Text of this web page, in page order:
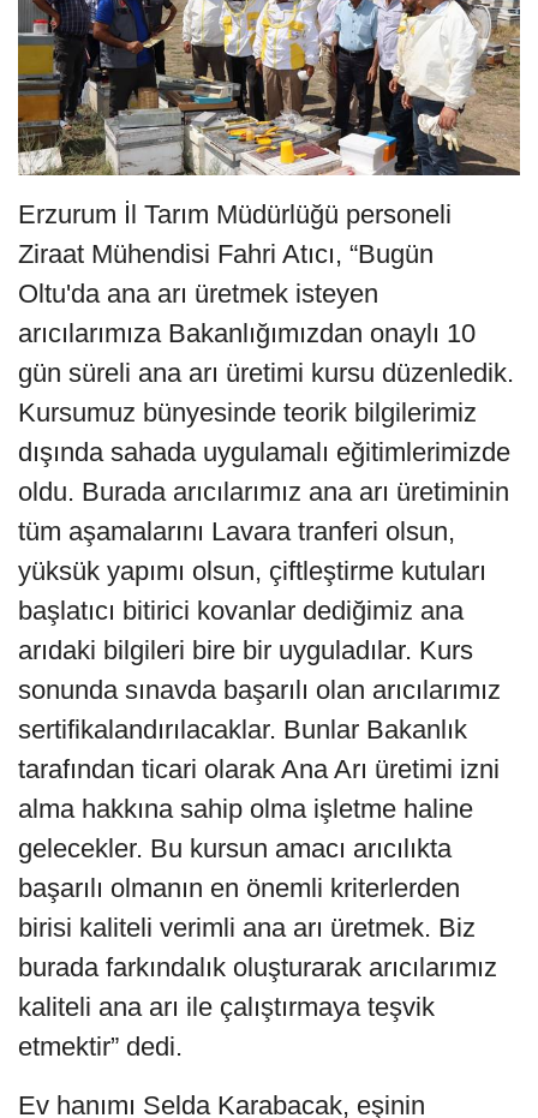
Erzurum İl Tarım Müdürlüğü personeli
Ziraat Mühendisi Fahri Atıcı, “Bugün
Oltu'da ana arı üretmek isteyen
arıcılarımıza Bakanlığımızdan onaylı 10
gün süreli ana arı üretimi kursu düzenledik.
Kursumuz bünyesinde teorik bilgilerimiz
dışında sahada uygulamalı eğitimlerimizde
oldu. Burada arıcılarımız ana arı üretiminin
tüm aşamalarını Lavara tranferi olsun,
yüksük yapımı olsun, çiftleştirme kutuları
başlatıcı bitirici kovanlar dediğimiz ana
arıdaki bilgileri bire bir uyguladılar. Kurs
sonunda sınavda başarılı olan arıcılarımız
sertifikalandırılacaklar. Bunlar Bakanlık
tarafından ticari olarak Ana Arı üretimi izni
alma hakkına sahip olma işletme haline
gelecekler. Bu kursun amacı arıcılıkta
başarılı olmanın en önemli kriterlerden
birisi kaliteli verimli ana arı üretmek. Biz
burada farkındalık oluşturarak arıcılarımız
kaliteli ana arı ile çalıştırmaya teşvik
etmektir” dedi.
Ev hanımı Selda Karabacak, eşinin